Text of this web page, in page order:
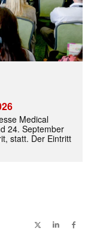
Medical
24. September
statt. Der Eintritt